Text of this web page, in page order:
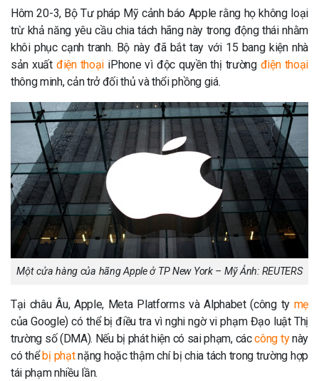
Hôm 20-3, Bộ Tư pháp Mỹ cảnh báo Apple rằng họ không loại
trừ khả năng yêu cầu chia tách hãng này trong động thái nhằm
khôi phục cạnh tranh. Bộ này đã bắt tay với 15 bang kiện nhà
sản xuất điện thoại iPhone vì độc quyền thị trường điện thoại
thông minh, cản trở đối thủ và thổi phồng giá.
Một cửa hàng của hãng Apple ở TP New York – Mỹ Ảnh: REUTERS
Tại châu Âu, Apple, Meta Platforms và Alphabet (công ty mẹ
của Google) có thể bị điều tra vì nghi ngờ vi phạm Đạo luật Thị
trường số (DMA). Nếu bị phát hiện có sai phạm, cáccông tynày
có thể bị phạtnặng hoặc thậm chí bị chia tách trong trường hợp
tái phạm nhiều lần.